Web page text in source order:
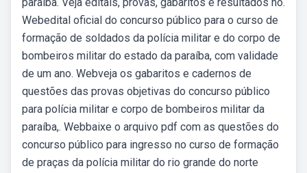
Webedital oficial do concurso público para o curso de
formação de soldados da polícia militar e do corpo de
bombeiros militar do estado da paraíba, com validade
de um ano. Webveja os gabaritos e cadernos de
questões das provas objetivas do concurso público
para polícia militar e corpo de bombeiros militar da
paraíba,. Webbaixe o arquivo pdf com as questões do
concurso público para ingresso no curso de formação
de praças da polícia militar do rio grande do norte